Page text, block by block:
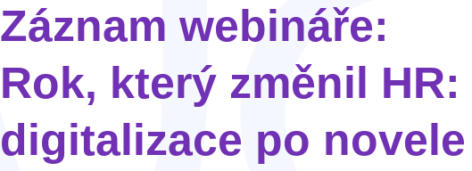
Záznam webináře:
Rok, který změnil HR:
digitalizace po novele